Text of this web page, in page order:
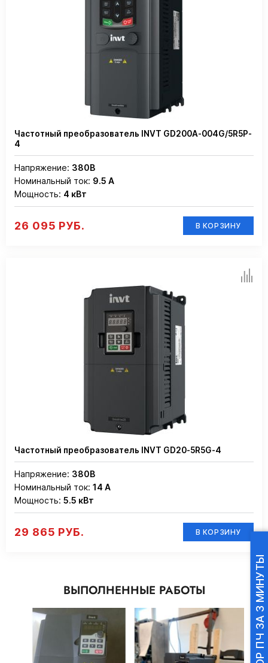
Частотный преобразователь INVT GD200A-004G/5R5P-
4
Напряжение: 380В
Номинальный ток: 9.5 А
Мощность: 4 кВт
26 095 РУБ. В КОРЗИНУ
Частотный преобразователь INVT GD20-5R5G-4
Напряжение: 380В
Номинальный ток: 14 А
Мощность: 5.5 кВт
29 865 РУБ. В КОРЗИНУ
ВЫПОЛНЕННЫЕ РАБОТЫ ПОДБОР ПЧ ЗА 3 МИНУТЫ